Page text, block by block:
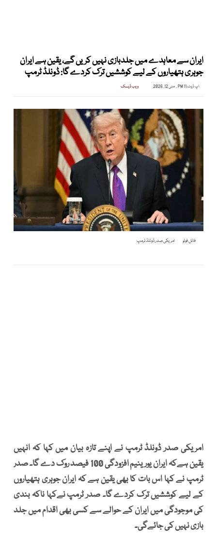
ایران سے معاہدے میں جلدبازی نہیں کریں گے، یقین ہے ایران
جوہری ہتھیاروں کے لیے کوششیں ترک کردے گا: ڈونلڈ ٹرمپ
اپ ڈیٹ:11 PM , مئی 12, 2026 ویب ڈیسک
فائل فوٹو امریکی صدر ڈونلڈ ٹرمپ
امریکی صدر ڈونلڈ ٹرمپ نے اپنے تازہ بیان میں کہا کہ انہیں
یقین ہےکہ ایران یورینیم افزودگی 100 فیصد روک دے گا۔ صدر
ٹرمپ نے کہا اس بات کا بھی یقین ہے کہ ایران جوہری ہتھیاروں
کے لیے کوششیں ترک کردے گا۔ صدر ٹرمپ نےکہا ناکہ بندی
کی موجودگی میں ایران کے حوالے سے کسی بھی اقدام میں جلد
بازی نہیں کی جائےگی۔